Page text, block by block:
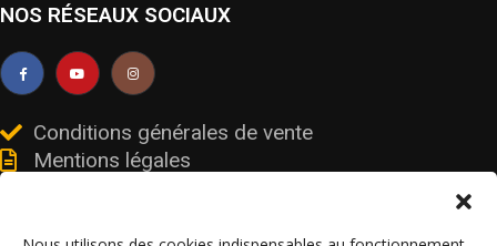
NOS RÉSEAUX SOCIAUX
Conditions générales de vente
Mentions légales